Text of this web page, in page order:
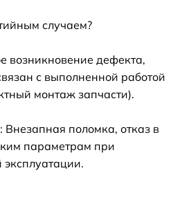
случаем?
возникновение дефекта,
с выполненной работой
монтаж запчасти).
поломка, отказ в
параметрам при